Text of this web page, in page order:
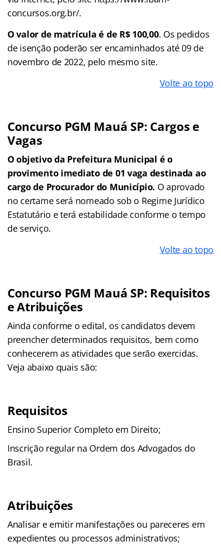
concursos.org.br/.
O valor de matrícula é de R$ 100,00. Os pedidos
de isenção poderão ser encaminhados até 09 de
novembro de 2022, pelo mesmo site.
Volte ao topo
Concurso PGM Mauá SP: Cargos e
Vagas
O objetivo da Prefeitura Municipal é o
provimento imediato de 01 vaga destinada ao
cargo de Procurador do Município. O aprovado
no certame será nomeado sob o Regime Jurídico
Estatutário e terá estabilidade conforme o tempo
de serviço.
Volte ao topo
Concurso PGM Mauá SP: Requisitos
e Atribuições
Ainda conforme o edital, os candidatos devem
preencher determinados requisitos, bem como
conhecerem as atividades que serão exercidas.
Veja abaixo quais são:
Requisitos
Ensino Superior Completo em Direito;
Inscrição regular na Ordem dos Advogados do
Brasil.
Atribuições
Analisar e emitir manifestações ou pareceres em
expedientes ou processos administrativos;